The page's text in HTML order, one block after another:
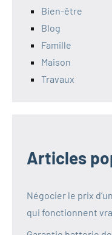
Bien-être
Blog
Famille
Maison
Travaux
Articles
Négocier le prix
qui fonctionnent